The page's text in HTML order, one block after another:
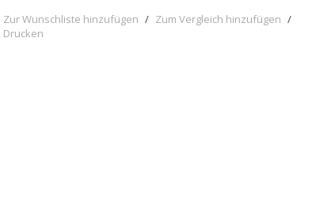
Zur Wunschliste hinzufügen / Zum Vergleich hinzufügen /
Drucken